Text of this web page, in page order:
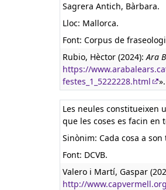
Sagrera Antich, Bàrbara.
Lloc: Mallorca.
Font: Corpus de
Rubio, Hèctor (2024):Ara
https://
festes_1_5222228.html
Les neules constitueixen
que les coses es facin en
Sinònim: Cada cosa a
Font: DCVB.
Valero i Martí, Gaspar
http://